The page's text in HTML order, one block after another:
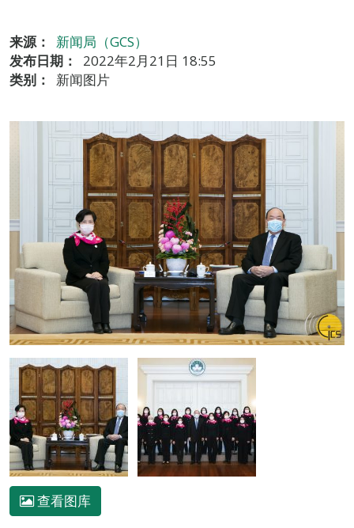
来源：
新闻局（GCS）
发布日期：
2022年2月21日 18:55
类别：
新闻图片
查看图库